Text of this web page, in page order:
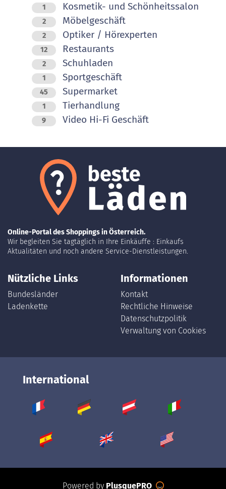
1 Kosmetik- und Schönheitssalon
2 Möbelgeschäft
2 Optiker / Hörexperten
12 Restaurants
2 Schuhladen
1 Sportgeschäft
45 Supermarket
1 Tierhandlung
9 Video Hi-Fi Geschäft
Online-Portal des Shoppings in Österreich.
Wir begleiten Sie tagtäglich in Ihre Einkäuffe : Einkaufs
Aktualitäten und noch andere Service-Dienstleistungen.
Nützliche Links
Bundesländer
Ladenkette
Informationen
Kontakt
Rechtliche Hinweise
Datenschutzpolitik
Verwaltung von Cookies
International
Powered by PlusquePRO